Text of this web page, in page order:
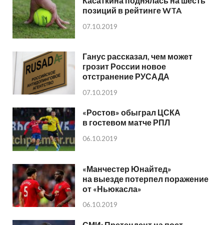
позиций в рейтинге WTA
07.10.2019
Ганус рассказал, чем может
грозит России новое
отстранение РУСАДА
07.10.2019
«Ростов» обыграл ЦСКА
в гостевом матче РПЛ
06.10.2019
«Манчестер Юнайтед»
на выезде потерпел поражение
от «Ньюкасла»
06.10.2019